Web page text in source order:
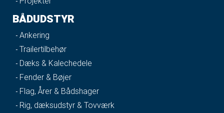
BÅDUDSTYR
Ankering
Trailertilbehør
Dæks & Kalechedele
Fender & Bøjer
Flag, Årer & Bådshager
Rig, dæksudstyr & Tovværk